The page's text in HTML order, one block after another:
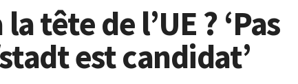
tête de l’UE ? ‘Pas
est candidat’